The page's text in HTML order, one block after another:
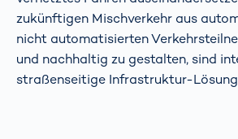
zukünftigen Mischverkehr aus
nicht automatisierten
und nachhaltig zu gestalten, sind
straßenseitige Infrastruktur-